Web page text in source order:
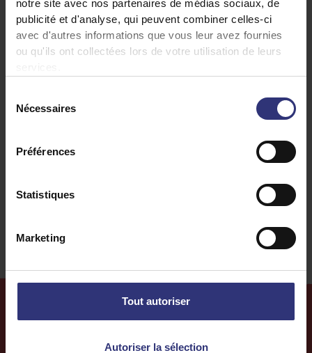
notre site avec nos partenaires de médias sociaux, de
publicité et d'analyse, qui peuvent combiner celles-ci
avec d'autres informations que vous leur avez fournies
ou qu'ils ont collectées lors de votre utilisation de leurs
Nécessaires
Préférences
Statistiques
Marketing
Tout autoriser
Autoriser la sélection
Facile Aliments complets
Plus derecettes